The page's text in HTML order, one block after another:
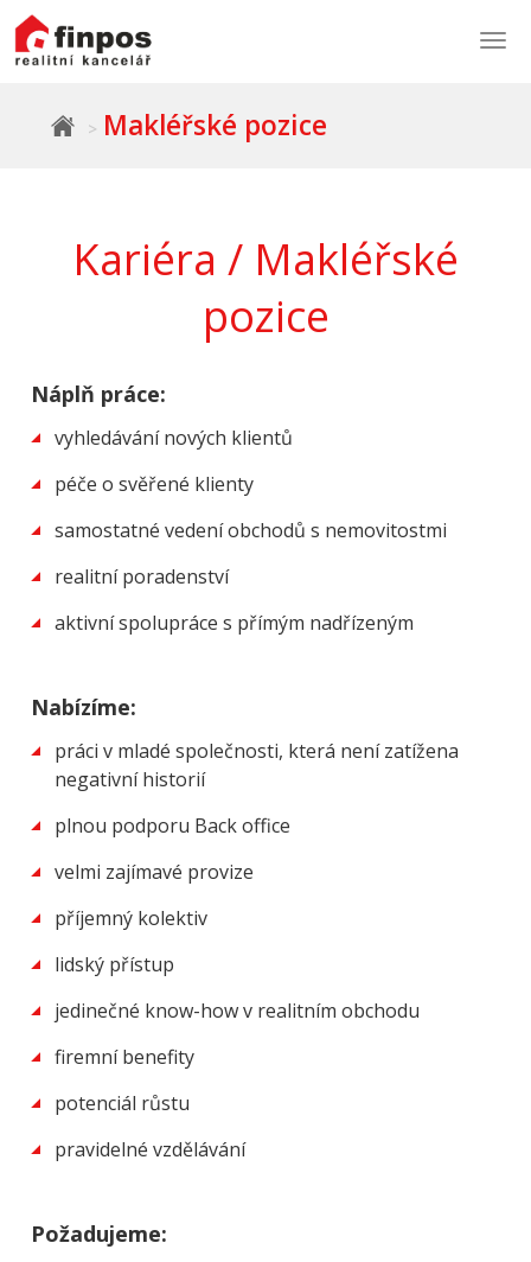
Makléřské pozice
Kariéra / Makléřské
pozice
Náplň práce:
vyhledávání nových klientů
péče o svěřené klienty
samostatné vedení obchodů s nemovitostmi
realitní poradenství
aktivní spolupráce s přímým nadřízeným
Nabízíme:
práci v mladé společnosti, která není zatížena
negativní historií
plnou podporu Back office
velmi zajímavé provize
příjemný kolektiv
lidský přístup
jedinečné know-how v realitním obchodu
firemní benefity
potenciál růstu
pravidelné vzdělávání
Požadujeme: